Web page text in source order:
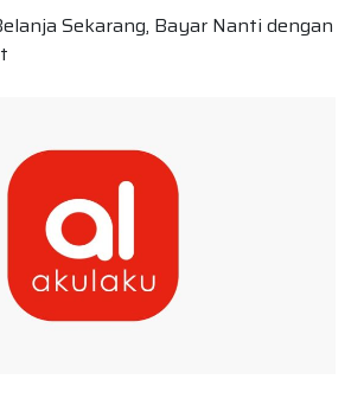
Sekarang, Bayar Nanti dengan